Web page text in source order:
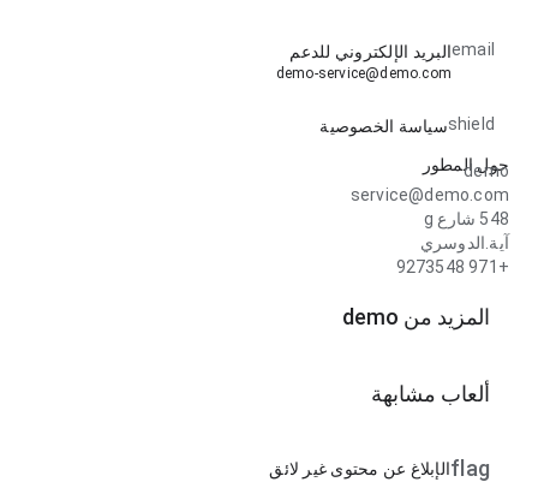
emailالبريد الإلكتروني للدعم
demo-service@demo.com
shieldسياسة الخصوصية
حول المطور
demo
service@demo.com
548 شارع g
آية.الدوسري
+971 9273548
المزيد من demo
ألعاب مشابهة
flagالإبلاغ عن محتوى غير لائق